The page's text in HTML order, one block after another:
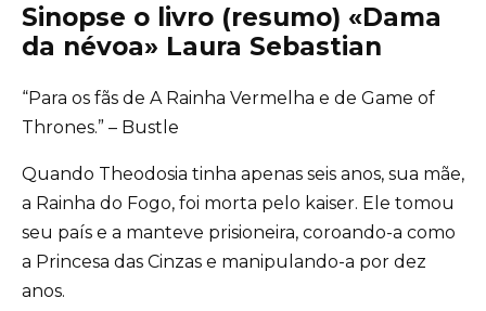
Sinopse o livro (resumo) «Dama
da névoa» Laura Sebastian
“Para os fãs de A Rainha Vermelha e de Game of
Thrones.” – Bustle
Quando Theodosia tinha apenas seis anos, sua mãe,
a Rainha do Fogo, foi morta pelo kaiser. Ele tomou
seu país e a manteve prisioneira, coroando-a como
a Princesa das Cinzas e manipulando-a por dez
anos.